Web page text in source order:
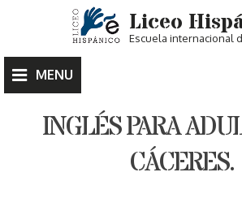
Liceo
Escuela internacional
MENU
INGLÉS PARA
CÁCERES.